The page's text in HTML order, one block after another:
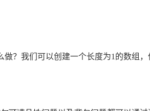
做？我们可以创建一个长度为1 的数组